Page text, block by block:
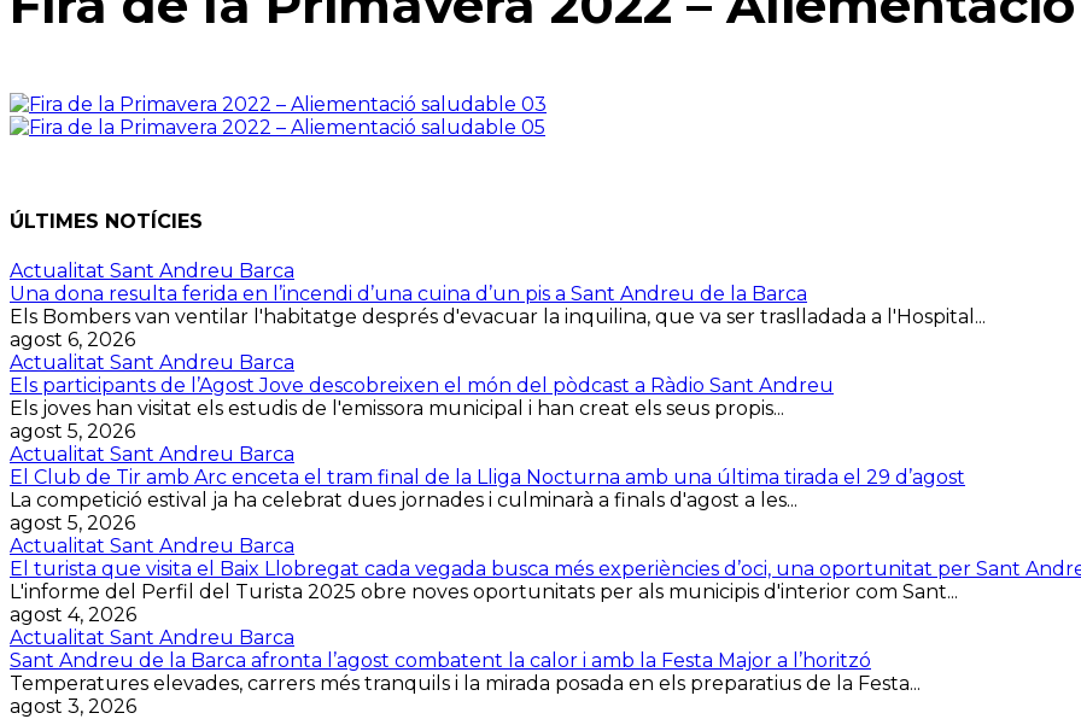
ÚLTIMES NOTÍCIES
Actualitat Sant Andreu Barca
Una dona resulta ferida en l’incendi d’una cuina d’un pis a Sant Andreu de la Barca
Els Bombers van ventilar l'habitatge després d'evacuar la inquilina, que va ser traslladada a l'Hospital...
agost 6, 2026
Actualitat Sant Andreu Barca
Els participants de l’Agost Jove descobreixen el món del pòdcast a Ràdio Sant Andreu
Els joves han visitat els estudis de l'emissora municipal i han creat els seus propis...
agost 5, 2026
Actualitat Sant Andreu Barca
El Club de Tir amb Arc enceta el tram final de la Lliga Nocturna amb una última tirada el 29 d’agost
La competició estival ja ha celebrat dues jornades i culminarà a finals d'agost a les...
agost 5, 2026
Actualitat Sant Andreu Barca
El turista que visita el Baix Llobregat cada vegada busca més experiències d’oci, una oportunitat per Sant
L'informe del Perfil del Turista 2025 obre noves oportunitats per als municipis d'interior com Sant...
agost 4, 2026
Actualitat Sant Andreu Barca
Sant Andreu de la Barca afronta l’agost combatent la calor i amb la Festa Major a l’horitzó
Temperatures elevades, carrers més tranquils i la mirada posada en els preparatius de la Festa...
agost 3, 2026